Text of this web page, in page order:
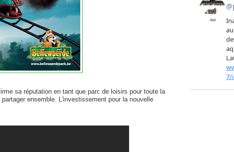
sa réputation en tant que parc de loisirs pour toute la
ensemble. L'investissement pour la nouvelle